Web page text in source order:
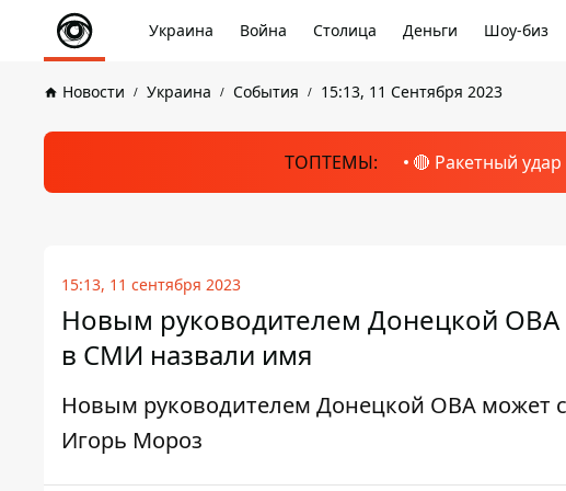
Украина Война Столица Деньги Шоу-биз
Новости Украина События 15:13, 11 Сентября 2023
ТОПТЕМЫ: 🔴 Ракетный удар
15:13, 11 сентября 2023
Новым руководителем Донецкой ОВА
в СМИ назвали имя
Новым руководителем Донецкой ОВА может
Игорь Мороз